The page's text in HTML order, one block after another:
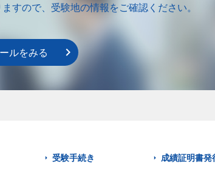
すので、受験地の情報をご確認ください。
ルをみる
受験手続き 成績証明書発